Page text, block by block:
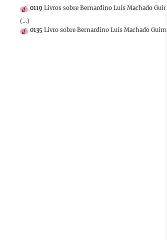
0119 Livros sobre Bernardino Luís Machado
(...)
0135 Livro sobre Bernardino Luís Machado